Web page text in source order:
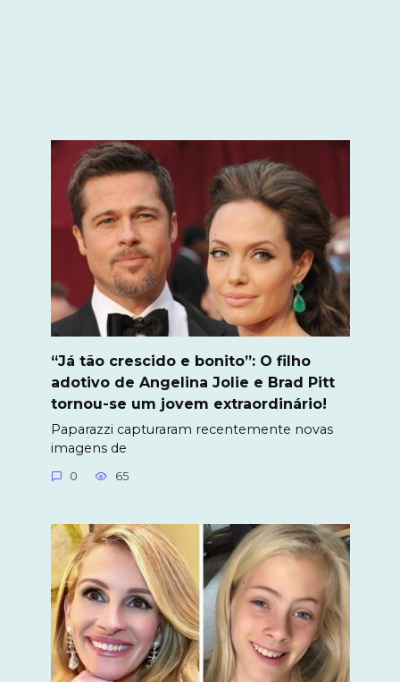
“Já tão crescido e bonito”: O filho
adotivo de Angelina Jolie e Brad Pitt
tornou-se um jovem extraordinário!
Paparazzi capturaram recentemente novas
imagens de
0 65